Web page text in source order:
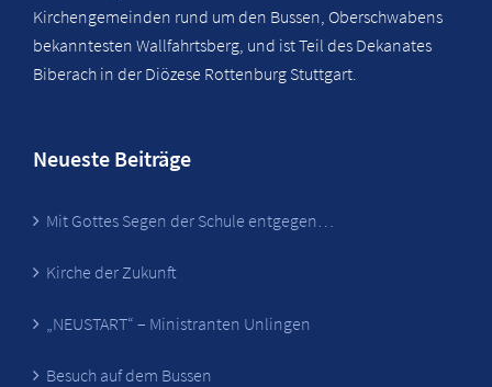
Kirchengemeinden rund um den Bussen, Oberschwabens
bekanntesten Wallfahrtsberg, und ist Teil des Dekanates
Biberach in der Diözese Rottenburg Stuttgart.
Neueste Beiträge
Mit Gottes Segen der Schule entgegen…
Kirche der Zukunft
„NEUSTART“ – Ministranten Unlingen
Besuch auf dem Bussen